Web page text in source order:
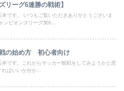
リーグ6連勝の戦術】
本です。 いつもご覧いただきありがとうございま
ンピオンズリーグ第6...
の始め方 初心者向け
本です。これからサッカー観戦をしてみようかと思
ばいいか分か...